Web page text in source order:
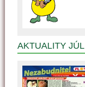
AKTUALITY JÚL